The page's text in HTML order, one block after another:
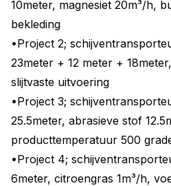
10meter, magnesiet 20m³/h,
bekleding
•Project 2;
23meter + 12 meter +
slijtvaste uitvoering
•Project 3;
25.5meter, abrasieve stof
producttemperatuur 500
•Project 4;
6meter, citroengras 1m³/h,